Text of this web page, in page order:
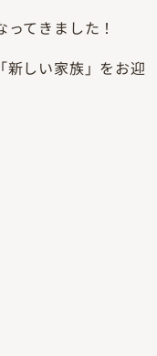
てきました！
新しい家族」をお迎